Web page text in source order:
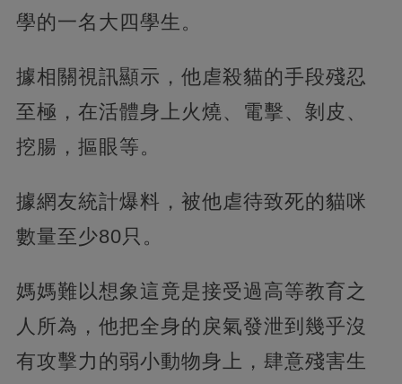
學的一名大四學生。
據相關視訊顯示，他虐殺貓的手段殘忍
至極，在活體身上火燒、電擊、剝皮、
挖腸，摳眼等。
據網友統計爆料，被他虐待致死的貓咪
數量至少80只。
媽媽難以想象這竟是接受過高等教育之
人所為，他把全身的戾氣發泄到幾乎沒
有攻擊力的弱小動物身上，肆意殘害生